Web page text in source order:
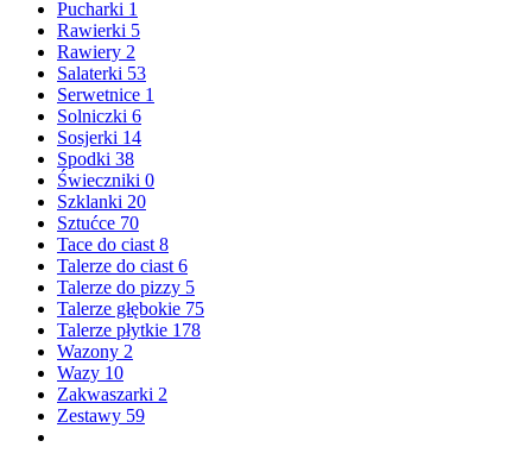
Pucharki 1
Rawierki 5
Rawiery 2
Salaterki 53
Serwetnice 1
Solniczki 6
Sosjerki 14
Spodki 38
Świeczniki 0
Szklanki 20
Sztućce 70
Tace do ciast 8
Talerze do ciast 6
Talerze do pizzy 5
Talerze głębokie 75
Talerze płytkie 178
Wazony 2
Wazy 10
Zakwaszarki 2
Zestawy 59